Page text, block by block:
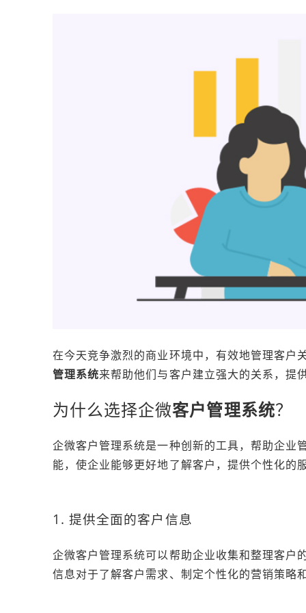
在今天竞争激烈的商业环境中，有效地管理客户
管理系统来帮助他们与客户建立强大的关系，提
为什么选择企微客户管理系统？
企微客户管理系统是一种创新的工具，帮助企业
能，使企业能够更好地了解客户，提供个性化的
1. 提供全面的客户信息
企微客户管理系统可以帮助企业收集和整理客户
信息对于了解客户需求、制定个性化的营销策略